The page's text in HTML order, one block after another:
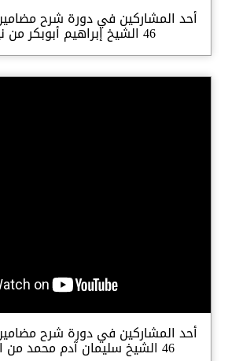
أحد المشاركين في دورة شرح
46 الشيخ إبراهيم أبوبكر من نيجيريا
أحد المشاركين في دورة شرح
46 الشيخ سليمان آدم محمد من الكاميرون